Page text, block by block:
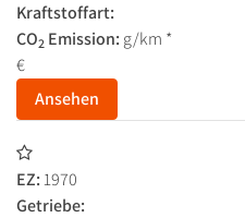
Kraftstoffart:
CO2 Emission: g/km *
€
Ansehen
EZ: 1970
Getriebe: